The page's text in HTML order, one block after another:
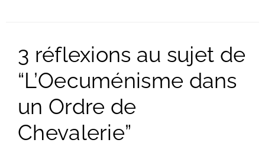
3 réflexions au sujet de
“L’Oecuménisme dans
un Ordre de
Chevalerie”